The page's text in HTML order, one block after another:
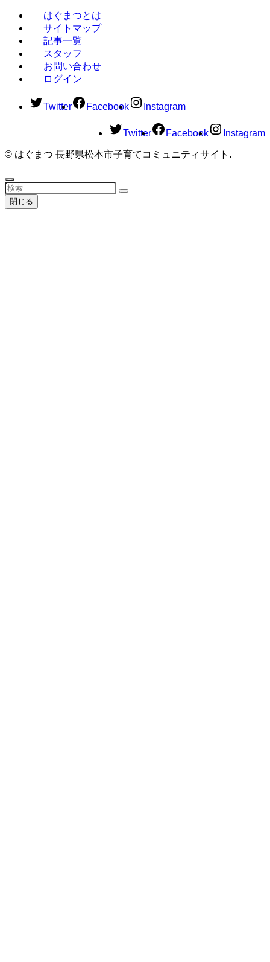
はぐまつとは
サイトマップ
記事一覧
スタッフ
お問い合わせ
ログイン
Twitter Facebook Instagram
Twitter Facebook Instagram
© はぐまつ 長野県松本市子育てコミュニティサイト.
閉じる